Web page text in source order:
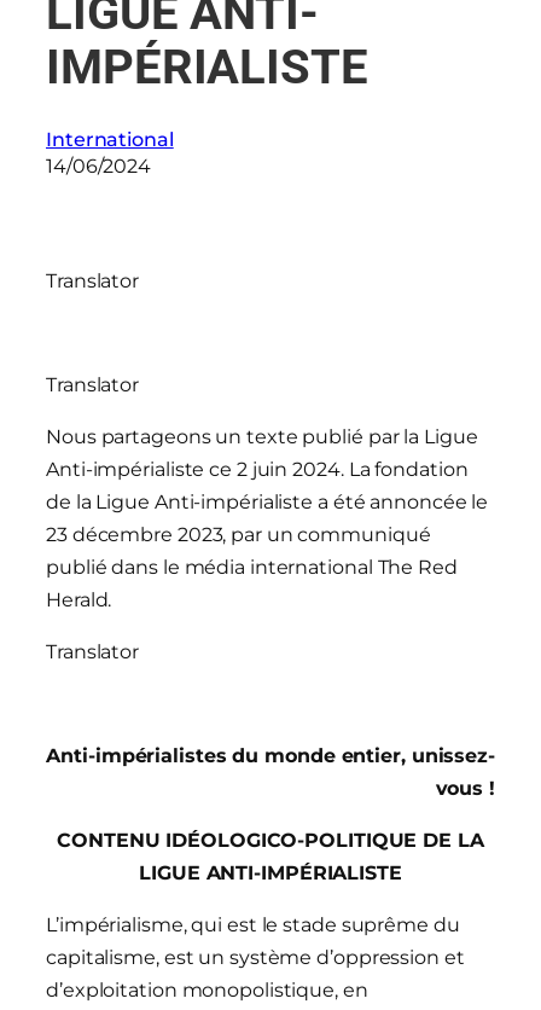
LIGUE ANTI-
IMPÉRIALISTE
International
14/06/2024
Translator
Translator
Nous partageons un texte publié par la Ligue
Anti-impérialiste ce 2 juin 2024. La fondation
de la Ligue Anti-impérialiste a été annoncée le
23 décembre 2023, par un communiqué
publié dans le média international The Red
Herald.
Translator
Anti-impérialistes du monde entier, unissez-
vous !
CONTENU IDÉOLOGICO-POLITIQUE DE LA
LIGUE ANTI-IMPÉRIALISTE
L’impérialisme, qui est le stade suprême du
capitalisme, est un système d’oppression et
d’exploitation monopolistique, en